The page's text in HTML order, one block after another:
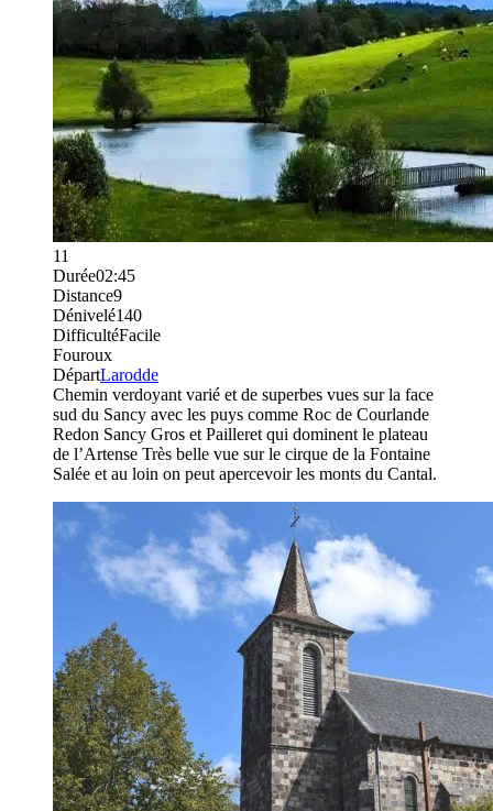
11
Durée02:45
Distance9
Dénivelé140
DifficultéFacile
Fouroux
DépartLarodde
Chemin verdoyant varié et de superbes vues sur la face
sud du Sancy avec les puys comme Roc de Courlande
Redon Sancy Gros et Pailleret qui dominent le plateau
de l’Artense Très belle vue sur le cirque de la Fontaine
Salée et au loin on peut apercevoir les monts du Cantal.